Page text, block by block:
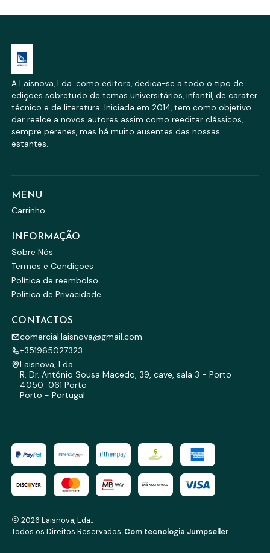
A Laisnova, Lda. como editora, dedica-se a todo o tipo de
edições sobretudo de temas universitários, infantil, de carater
técnico e de literatura. Iniciada em 2014, tem como objetivo
dar realce a novos autores assim como reeditar clássicos,
sempre perenes, mas há muito ausentes das nossas
estantes.
MENU
Carrinho
INFORMAÇÃO
Sobre Nós
Termos e Condições
Política de reembolso
Política de Privacidade
CONTACTOS
comercial.laisnova@gmail.com
+351965027323
Laisnova, Lda.
R. Dr. António Sousa Macedo, 39, cave, sala 3 - Porto
4050-061 Porto
Porto - Portugal
2026 Laisnova, Lda..
Todos os Direitos Reservados. Com tecnologia Jumpseller.